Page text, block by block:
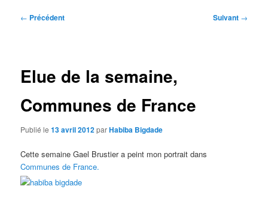
Navigation
← Précédent Suivant →
Elue de la semaine,
Communes de France
Publié le13 avril 2012parHabiba Bigdade
Cette semaine Gael Brustier a peint mon portrait dans
Communes de France.